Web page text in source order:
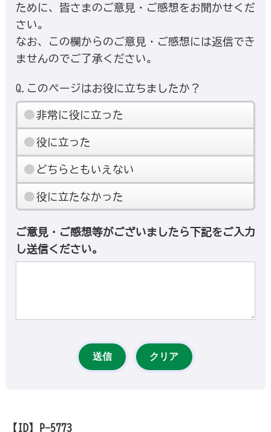
ために、皆さまのご意見・ご感想をお聞かせくだ
さい。
なお、この欄からのご意見・ご感想には返信でき
ませんのでご了承ください。
Q.このページはお役に立ちましたか？
非常に役に立った
役に立った
どちらともいえない
役に立たなかった
ご意見・ご感想等がございましたら下記をご入力
し送信ください。
【ID】
P-5773